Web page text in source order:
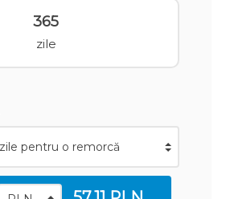
365
zile